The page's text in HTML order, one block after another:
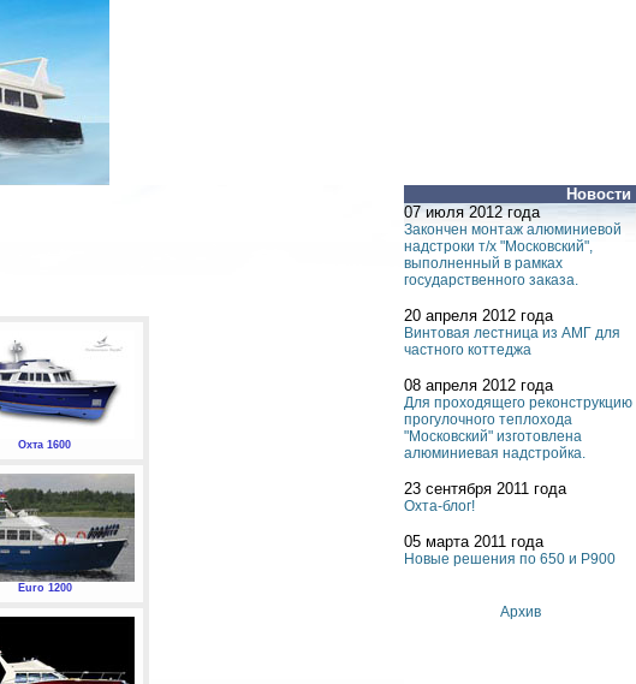
Новости
07 июля 2012 года
Закончен монтаж алюминиевой
надстроки т/х "Московский",
выполненный в рамках
государственного заказа.
20 апреля 2012 года
Винтовая лестница из АМГ для
частного коттеджа
08 апреля 2012 года
Для проходящего реконструкцию
прогулочного теплохода
"Московский" изготовлена
алюминиевая надстройка.
23 сентября 2011 года
Охта-блог!
05 марта 2011 года
Новые решения по 650 и P900
Архив
Охта 1600
Euro 1200